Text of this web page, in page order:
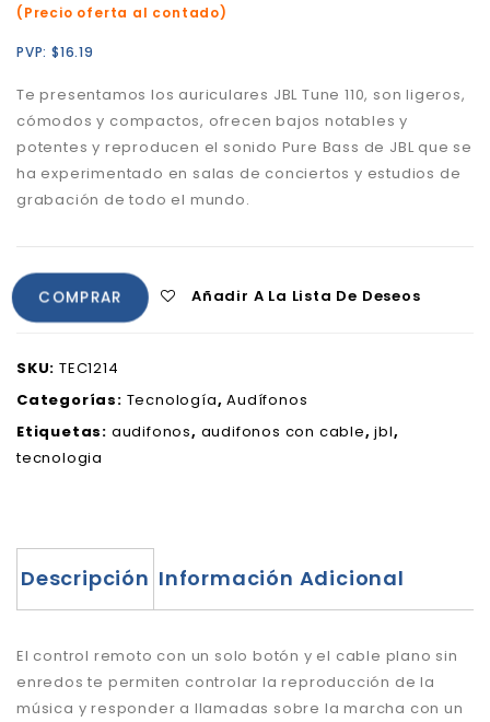
(Precio oferta al contado)
PVP: $16.19
Te presentamos los auriculares JBL Tune 110, son ligeros,
cómodos y compactos, ofrecen bajos notables y
potentes y reproducen el sonido Pure Bass de JBL que se
ha experimentado en salas de conciertos y estudios de
grabación de todo el mundo.
COMPRAR Añadir A La Lista De Deseos
SKU: TEC1214
Categorías: Tecnología,Audífonos
Etiquetas: audifonos, audifonos con cable,jbl,
tecnologia
Descripción Información Adicional
El control remoto con un solo botón y el cable plano sin
enredos te permiten controlar la reproducción de la
música y responder a llamadas sobre la marcha con un